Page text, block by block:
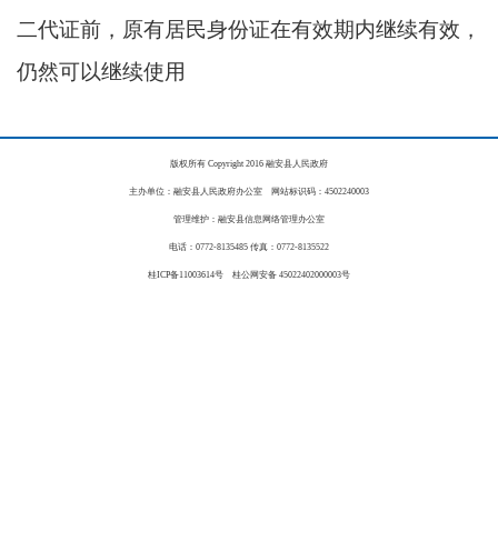
二代证前，原有居民身份证在有效期内继续有效，
仍然可以继续使用
版权所有 Copyright 2016 融安县人民政府
主办单位：融安县人民政府办公室 网站标识码：4502240003
管理维护：融安县信息网络管理办公室
电话：0772-8135485 传真：0772-8135522
桂ICP备11003614号 桂公网安备 45022402000003号